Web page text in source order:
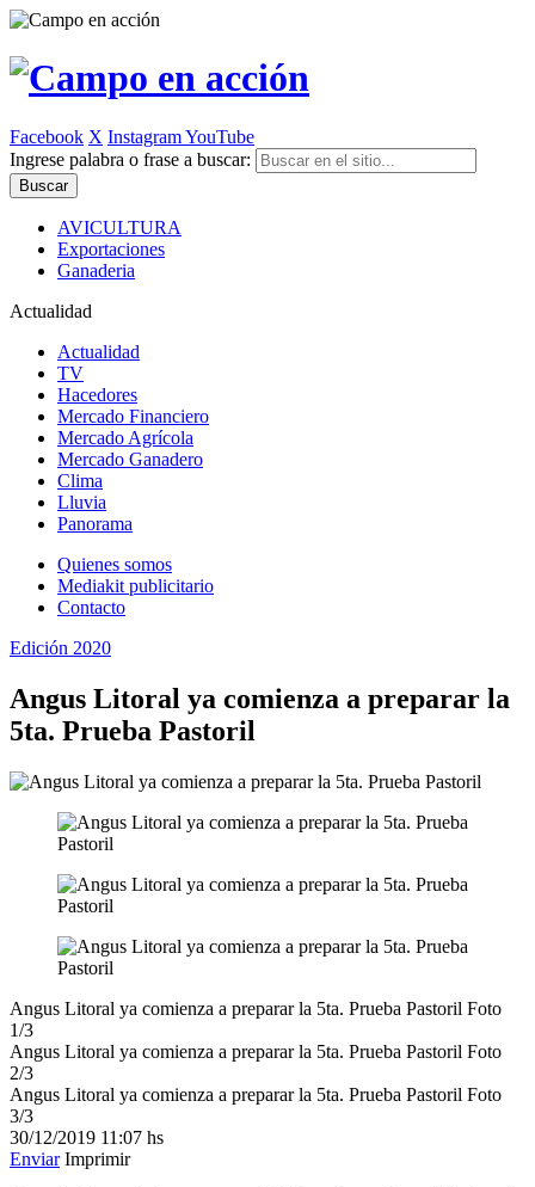
Facebook X InstagramYouTube
Ingrese palabra o frase a buscar:
AVICULTURA
Exportaciones
Ganaderia
Actualidad
Actualidad
TV
Hacedores
Mercado Financiero
Mercado Agrícola
Mercado Ganadero
Clima
Lluvia
Panorama
Quienes somos
Mediakit publicitario
Contacto
Edición 2020
Angus Litoral ya comienza a preparar la
5ta. Prueba Pastoril
Angus Litoral ya comienza a preparar la 5ta. Prueba Pastoril Foto
1/3
Angus Litoral ya comienza a preparar la 5ta. Prueba Pastoril Foto
2/3
Angus Litoral ya comienza a preparar la 5ta. Prueba Pastoril Foto
3/3
30/12/2019 11:07 hs
Enviar Imprimir